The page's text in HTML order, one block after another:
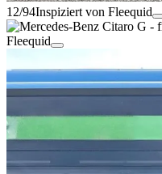
12/94Inspiziert von Fleequid
Fleequid